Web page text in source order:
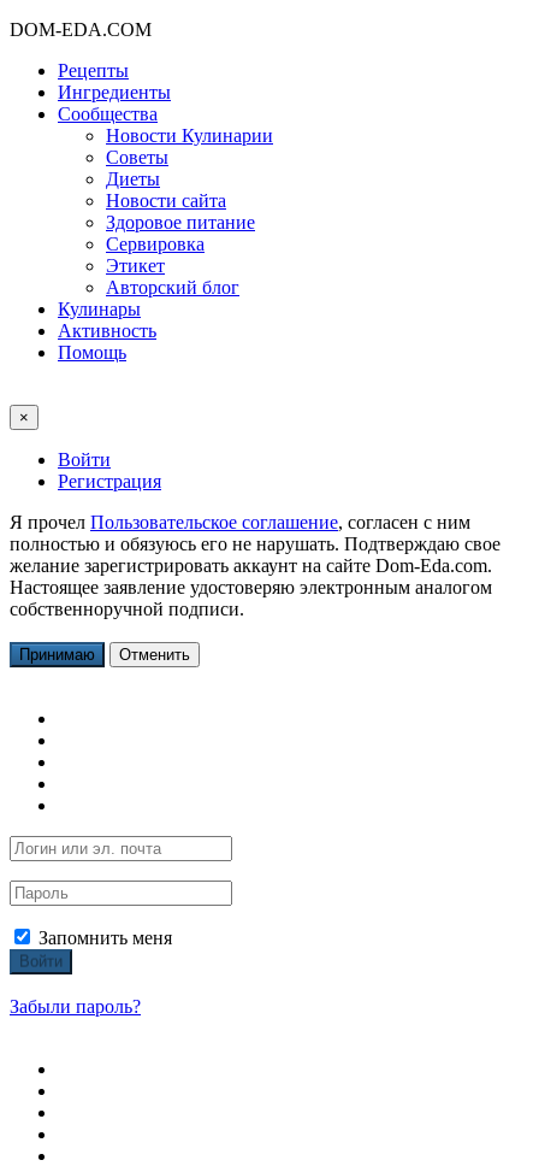
DOM-EDA.COM
Рецепты
Ингредиенты
Сообщества
Новости Кулинарии
Советы
Диеты
Новости сайта
Здоровое питание
Сервировка
Этикет
Авторский блог
Кулинары
Активность
Помощь
×
Войти
Регистрация
Я прочел Пользовательское соглашение, согласен с ним
полностью и обязуюсь его не нарушать. Подтверждаю свое
желание зарегистрировать аккаунт на сайте Dom-Eda.com.
Настоящее заявление удостоверяю электронным аналогом
собственноручной подписи.
Принимаю Отменить
Запомнить меня
Войти
Забыли пароль?